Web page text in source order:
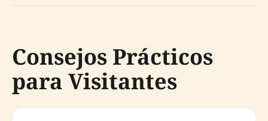
Consejos Prácticos
para Visitantes